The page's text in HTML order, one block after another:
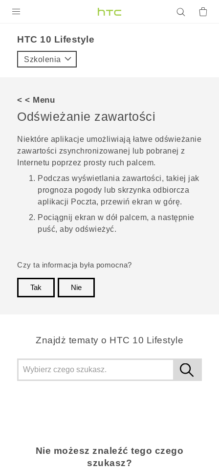
VIVE
POMOC TECHNICZNA
Urządzenia i akcesoria HTC
Zaloguj się
HTC 10 Lifestyle‎
Szkolenia
< < Menu
Odświeżanie zawartości
Niektóre aplikacje umożliwiają łatwe odświeżanie
zawartości zsynchronizowanej lub pobranej z
Internetu poprzez prosty ruch palcem.
Podczas wyświetlania zawartości, takiej jak
prognoza pogody lub skrzynka odbiorcza
aplikacji Poczta, przewiń ekran w górę.
Pociągnij ekran w dół palcem, a następnie
puść, aby odświeżyć.
Czy ta informacja była pomocna?
Tak
Nie
Znajdż tematy o HTC 10 Lifestyle
Nie możesz znaleźć tego czego
szukasz?